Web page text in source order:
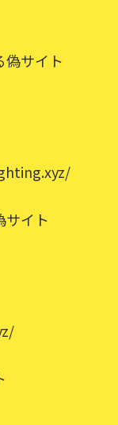
偽サイト
サイト